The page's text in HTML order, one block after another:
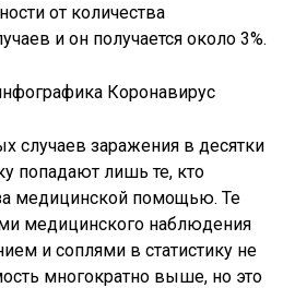
от количества
и он получается около 3%.
Коронавирус
случаев заражения в десятки
попадают лишь те, кто
медицинской помощью. Те
медицинского наблюдения
и соплями в статистику не
многократно выше, но это